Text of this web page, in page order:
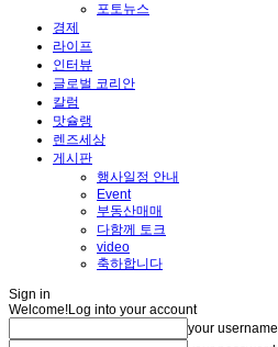
포토뉴스
경제
라이프
인터뷰
글로벌 코리안
칼럼
맛슐랭
렌즈세상
게시판
행사일정 안내
Event
부동산매매
다함께 토크
video
축하합니다
Sign in
Welcome!Log into your account
your username